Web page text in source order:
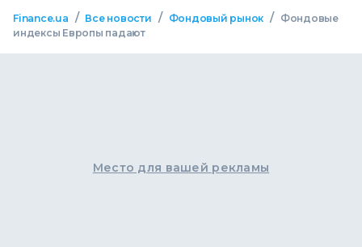
Finance.ua / Все новости / Фондовый рынок /
Фондовые
индексы Европы падают
Место для вашей рекламы